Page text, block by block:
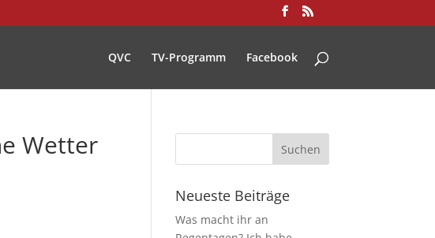
QVC TV-Programm Facebook
Wetter
Neueste Beiträge
Was macht ihr an